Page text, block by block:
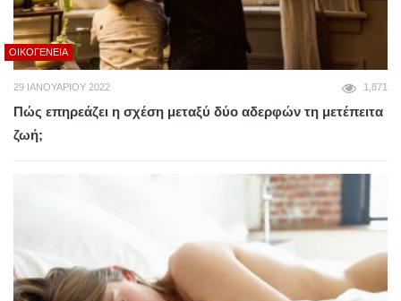
ΟΙΚΟΓΈΝΕΙΑ
29 ΙΑΝΟΥΑΡΊΟΥ 2022 1,871
Πώς επηρεάζει η σχέση μεταξύ δύο αδερφών τη μετέπειτα
ζωή;